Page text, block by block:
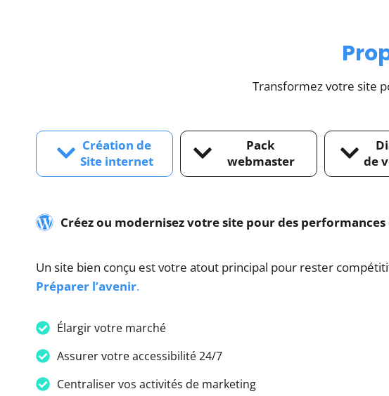
Transformez votre site
Création de
Site internet
Pack
webmaster
de
Créez ou modernisez votre site pour des
Un site bien conçu est votre atout principal pour rester
Préparer l’avenir.
Élargir votre marché
Assurer votre accessibilité 24/7
Centraliser vos activités de marketing